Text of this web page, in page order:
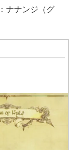
ナナンジ（グ